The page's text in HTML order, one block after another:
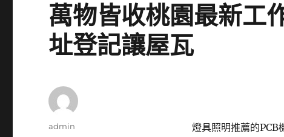
萬物皆收桃園最新工
址登記讓屋瓦
燈具照明推薦的PCB
作
admin